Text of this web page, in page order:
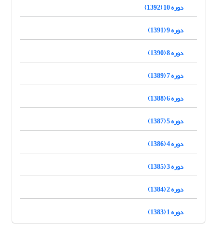
دوره 10 (1392)
دوره 9 (1391)
دوره 8 (1390)
دوره 7 (1389)
دوره 6 (1388)
دوره 5 (1387)
دوره 4 (1386)
دوره 3 (1385)
دوره 2 (1384)
دوره 1 (1383)